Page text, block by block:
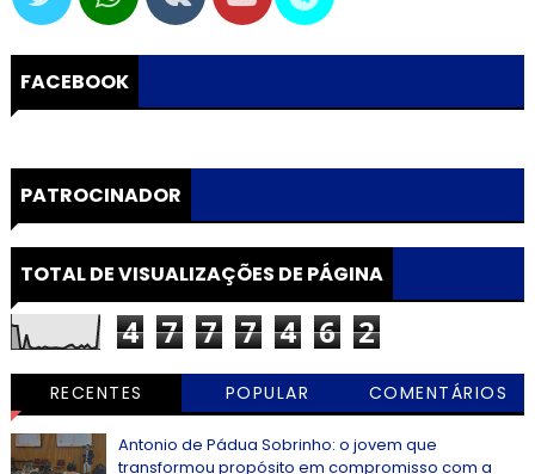
FACEBOOK
PATROCINADOR
TOTAL DE VISUALIZAÇÕES DE PÁGINA
4 7 7 7 4 6 2
RECENTES POPULAR COMENTÁRIOS
Antonio de Pádua Sobrinho: o jovem que
transformou propósito em compromisso com a